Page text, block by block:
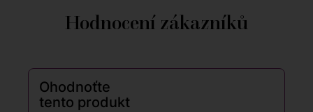
Hodnocení zákazníků
Ohodnoťte
tento produkt